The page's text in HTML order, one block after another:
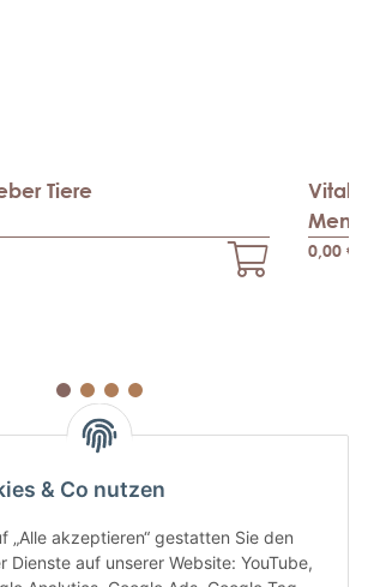
Tiere
0,00 €
& Co nutzen
„Alle akzeptieren“ gestatten Sie den
Dienste auf unserer Website: YouTube,